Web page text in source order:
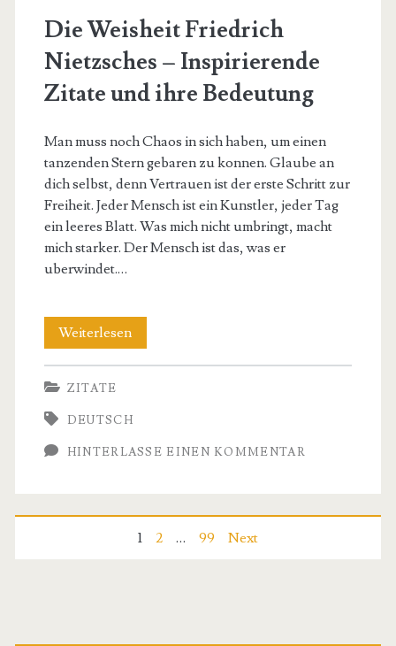
Die Weisheit Friedrich
Nietzsches – Inspirierende
Zitate und ihre Bedeutung
Man muss noch Chaos in sich haben, um einen
tanzenden Stern gebaren zu konnen. Glaube an
dich selbst, denn Vertrauen ist der erste Schritt zur
Freiheit. Jeder Mensch ist ein Kunstler, jeder Tag
ein leeres Blatt. Was mich nicht umbringt, macht
mich starker. Der Mensch ist das, was er
uberwindet.…
WeiterlesenDie
Weisheit
Nietzsches
–
Zitate
ZITATE
DEUTSCH
HINTERLASSE EINEN KOMMENTAR
Beitragsnavigation
1 2 … 99 Next